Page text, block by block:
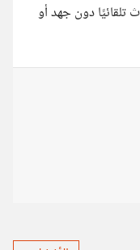
دون جهد أو